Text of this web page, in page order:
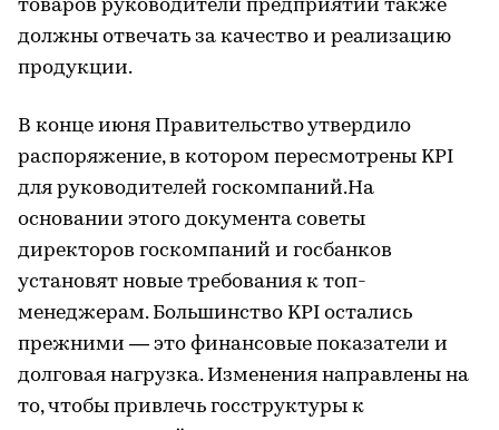
товаров руководители предприятий также
должны отвечать за качество и реализацию
продукции.
В конце июня Правительство утвердило
распоряжение, в котором пересмотрены KPI
для руководителей госкомпаний.На
основании этого документа советы
директоров госкомпаний и госбанков
установят новые требования к топ-
менеджерам. Большинство KPI остались
прежними — это финансовые показатели и
долговая нагрузка. Изменения направлены на
то, чтобы привлечь госструктуры к